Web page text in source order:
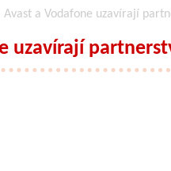
Avast a Vodafone uzavírají
uzavírají